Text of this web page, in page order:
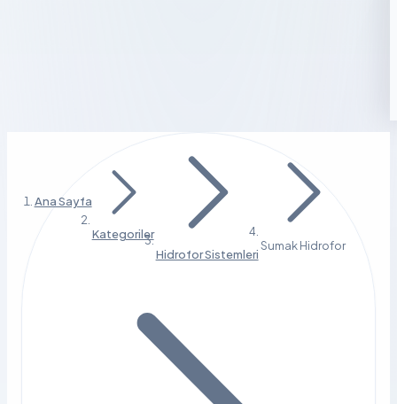
Ana Sayfa
Kategoriler
Hidrofor Sistemleri
Sumak Hidrofor